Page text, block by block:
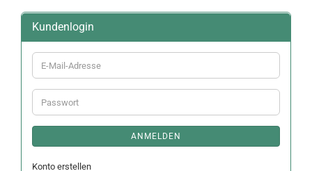
Kundenlogin
E-
Mail-
Adresse
Passwort
ANMELDEN
Konto erstellen